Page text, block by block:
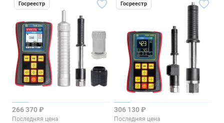
Госреестр
266 370 ₽
Последняя цена
Госреестр
306 130 ₽
Последняя цена